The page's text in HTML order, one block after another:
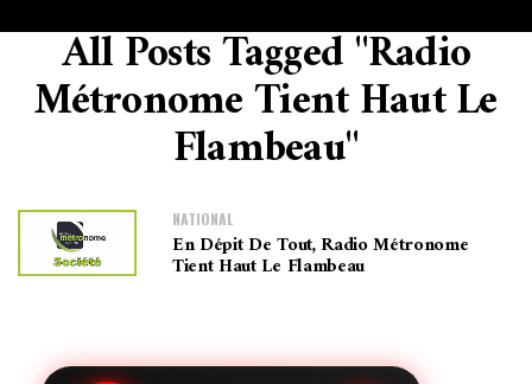
All Posts Tagged "Radio
Métronome Tient Haut Le
Flambeau"
NATIONAL
En Dépit De Tout, Radio Métronome
Tient Haut Le Flambeau